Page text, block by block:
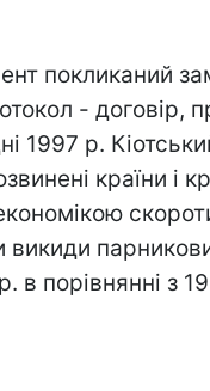
покликаний
- договір,
1997 р.
країни і
викиди
в порівнянні з